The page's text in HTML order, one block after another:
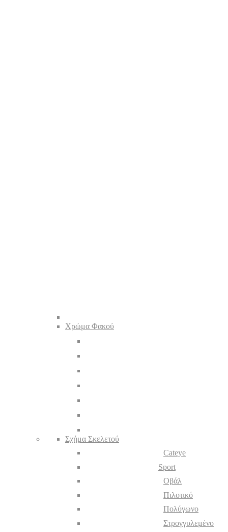
Χρώμα Φακού
Σχήμα Σκελετού
Cateye
Sport
Οβάλ
Πιλοτικό
Πολύγωνο
Στρογγυλεμένο